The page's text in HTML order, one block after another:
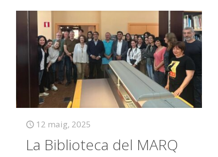
12 maig, 2025
La Biblioteca del MARQ